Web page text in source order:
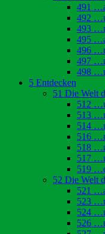
491
492
493
495
496
497
498
5 Entdecken
51 Die Welt
512
513
514
516
518
517
519
52 Die Welt
521
523
524
526